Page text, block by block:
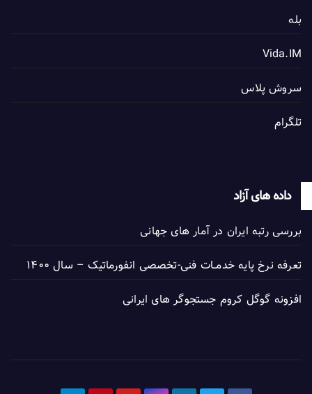
بله
Vida.IM
سروش پلاس
تلگرام
داده های آزاد
بررسی رتبه ایران در آمار های جهانی
تعرفه نرخ پایه خدمــات فنی-تخصصی انفورماتیک – سال ۱۴۰۰
افزونه گوگل کروم جستجوگر های ایرانی